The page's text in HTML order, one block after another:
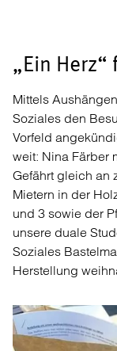
„Ein
Mittels
Soziales den
Vorfeld
weit: Nina Färber
Gefährt gleich an
Mietern in der
und 3 sowie der
unsere duale
Soziales
Herstellung